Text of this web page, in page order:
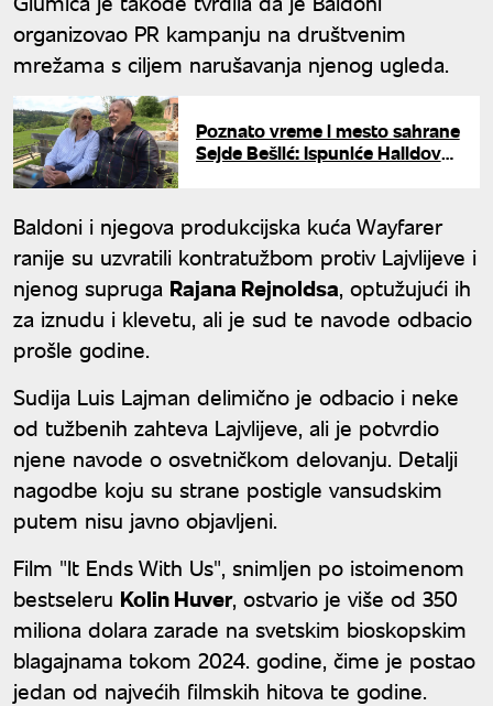
organizovao PR kampanju na društvenim
mrežama s ciljem narušavanja njenog ugleda.
Poznato vreme i mesto sahrane
Sejde Bešlić: Ispuniće Halidovu
Baldoni i njegova produkcijska kuća Wayfarer
ranije su uzvratili kontratužbom protiv Lajvlijeve i
njenog supruga Rajana Rejnoldsa, optužujući ih
za iznudu i klevetu, ali je sud te navode odbacio
prošle godine.
Sudija Luis Lajman delimično je odbacio i neke
od tužbenih zahteva Lajvlijeve, ali je potvrdio
njene navode o osvetničkom delovanju. Detalji
nagodbe koju su strane postigle vansudskim
putem nisu javno objavljeni.
Film "It Ends With Us", snimljen po istoimenom
bestseleru Kolin Huver, ostvario je više od 350
miliona dolara zarade na svetskim bioskopskim
blagajnama tokom 2024. godine, čime je postao
jedan od najvećih filmskih hitova te godine.